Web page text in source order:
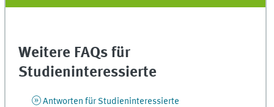
Weitere FAQs für
Studieninteressierte
Antworten für Studieninteressierte